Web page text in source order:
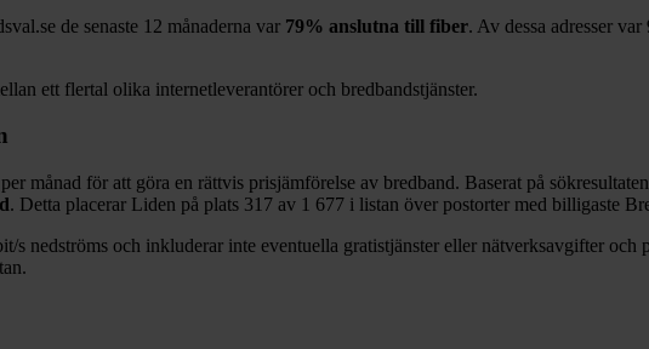
de senaste 12 månaderna var 79% anslutna till fiber. Av dessa adresser var
ett flertal olika internetleverantörer och bredbandstjänster.
månad för att göra en rättvis prisjämförelse av bredband. Baserat på
. Detta placerar Liden på plats 317 av 1 677 i listan över postorter med billigaste
s nedströms och inkluderar inte eventuella gratistjänster eller nätverksavgifter